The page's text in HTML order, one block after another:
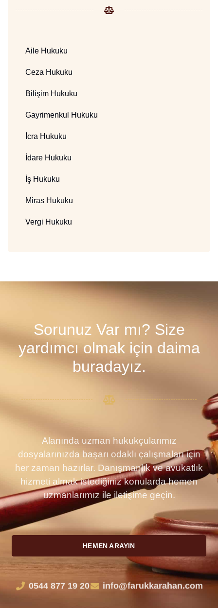
Aile Hukuku
Ceza Hukuku
Bilişim Hukuku
Gayrimenkul Hukuku
İcra Hukuku
İdare Hukuku
İş Hukuku
Miras Hukuku
Vergi Hukuku
Sorunuz Var mı? Size
yardımcı olmak için daima
buradayız.
Alanında uzman hukukçularımız
dosyalarınızda başarı odaklı çalışmaları için
her zaman hazırlar. Danışmanlık ve avukatlık
hizmeti almak istediğiniz konularda hemen
uzmanlarımız ile iletişime geçin.
HEMEN ARAYIN
0544 877 19 20 info@farukkarahan.com